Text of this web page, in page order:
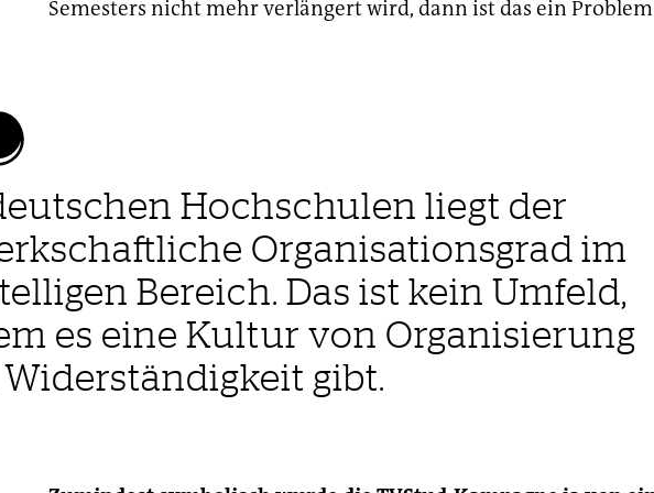
Semesters nicht mehr verlängert wird, dann ist das ein
Hochschulen liegt der
Organisationsgrad im
Bereich. Das ist kein Umfeld,
es eine Kultur von Organisierung
gibt.